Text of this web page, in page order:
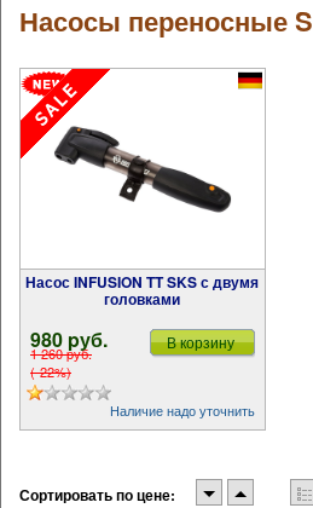
Насосы переносные
Насос INFUSION TT SKS с двумя
головками
980 pуб.
1 260 pуб.
(-22%)
В корзину
Наличие надо уточнить
Сортировать по цене: